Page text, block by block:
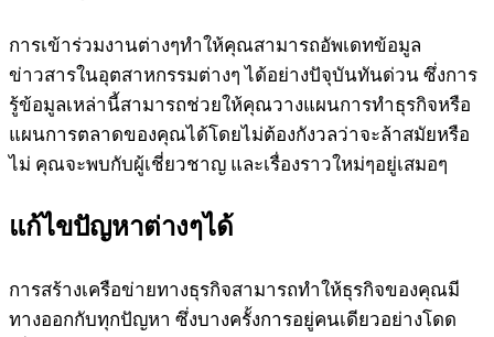
การเข้าร่วมงานต่างๆทำให้คุณสามารถอัพเดทข้อมูล
ข่าวสารในอุตสาหกรรมต่างๆ ได้อย่างปัจุบันทันด่วน ซึ่งการ
รู้ข้อมูลเหล่านี้สามารถช่วยให้คุณวางแผนการทำธุรกิจหรือ
แผนการตลาดของคุณได้โดยไม่ต้องกังวลว่าจะล้าสมัยหรือ
ไม่ คุณจะพบกับผู้เชี่ยวชาญ และเรื่องราวใหม่ๆอยู่เสมอๆ
แก้ไขปัญหาต่างๆได้
การสร้างเครือข่ายทางธุรกิจสามารถทำให้ธุรกิจของคุณมี
ทางออกกับทุกปัญหา ซึ่งบางครั้งการอยู่คนเดียวอย่างโดด